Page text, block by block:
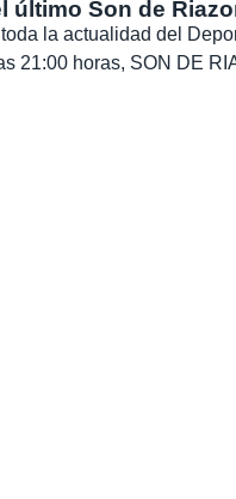
último Son de
la actualidad del
21:00 horas, SON DE